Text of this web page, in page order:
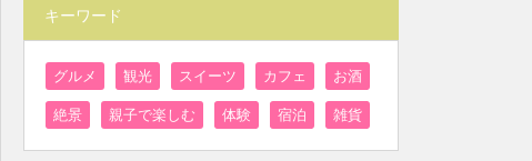
キーワード
グルメ 観光 スイーツ カフェ お酒
絶景 親子で楽しむ 体験 宿泊 雑貨